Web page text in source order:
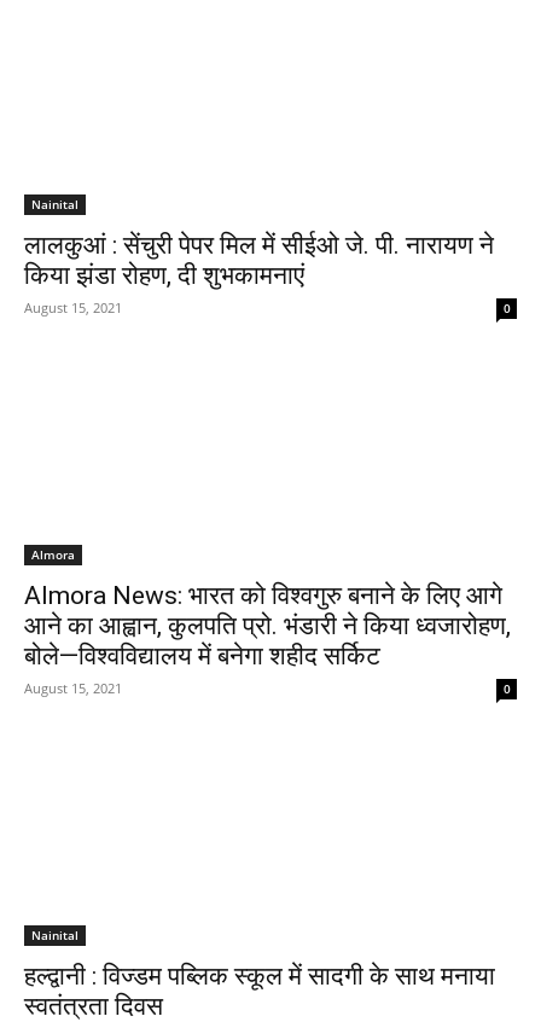
Nainital
लालकुआं : सेंचुरी पेपर मिल में सीईओ जे. पी. नारायण ने
किया झंडा रोहण, दी शुभकामनाएं
August 15, 2021 0
Almora
Almora News: भारत को विश्वगुरु बनाने के लिए आगे
आने का आह्वान, कुलपति प्रो. भंडारी ने किया ध्वजारोहण,
बोले—विश्वविद्यालय में बनेगा शहीद सर्किट
August 15, 2021 0
Nainital
हल्द्वानी : विज्डम पब्लिक स्कूल में सादगी के साथ मनाया
स्वतंत्रता दिवस